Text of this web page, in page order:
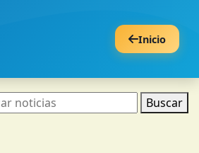
Inicio
Buscar